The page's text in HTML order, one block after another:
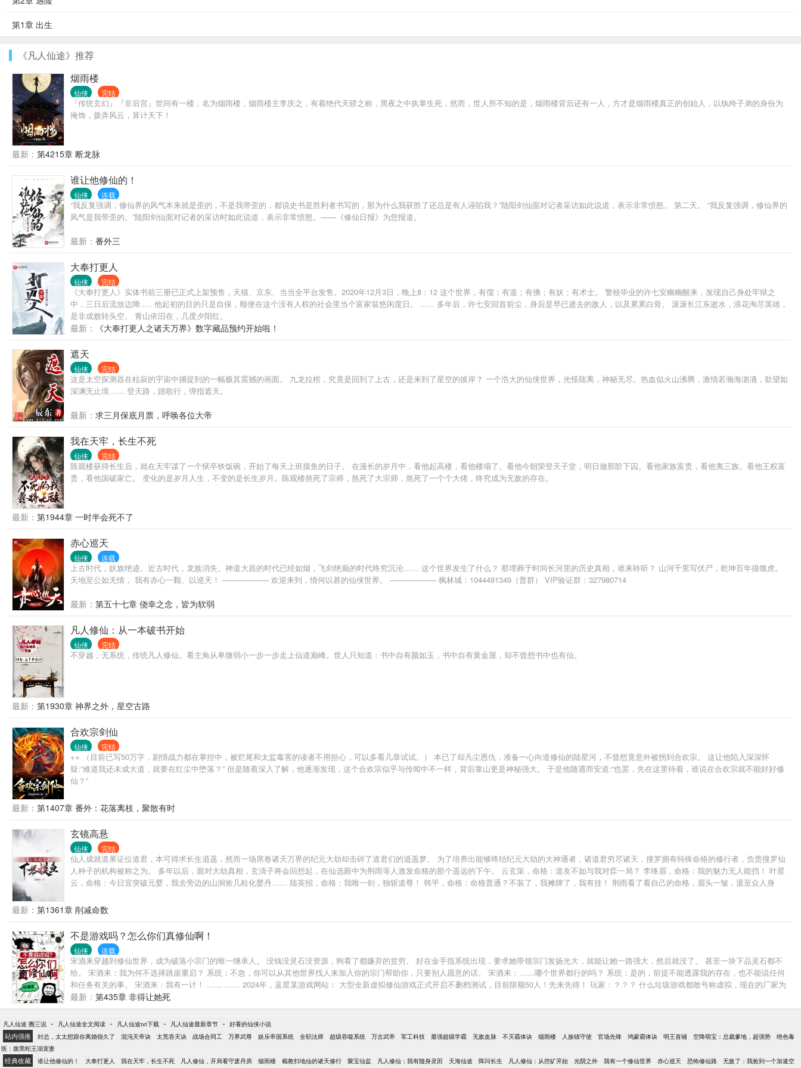
第1章 出生
《凡人仙途》推荐
烟雨楼
仙侠 完结
『传统玄幻』『非后宫』世间有一楼，名为烟雨楼，烟雨楼主李庆之，有着绝代天骄之称，黑夜之中执掌生死，然而，世人所不知的是，烟雨楼背后还有一人，方才是烟雨楼真正的创始人，以纨绔子弟的身份为
掩饰，拨弄风云，算计天下！
最新： 第4215章 断龙脉
谁让他修仙的！
仙侠 连载
“我反复强调，修仙界的风气本来就是歪的，不是我带歪的，都说史书是胜利者书写的，那为什么我获胜了还总是有人诬陷我？”陆阳剑仙面对记者采访如此说道，表示非常愤怒。 第二天。 “我反复强调，修仙界的
风气是我带歪的。”陆阳剑仙面对记者的采访时如此说道，表示非常愤怒。——《修仙日报》为您报道。
最新： 番外三
大奉打更人
仙侠 完结
《大奉打更人》实体书前三册已正式上架预售，天猫、京东、当当全平台发售。2020年12月3日，晚上8：12 这个世界，有儒；有道；有佛；有妖；有术士。 警校毕业的许七安幽幽醒来，发现自己身处牢狱之
中，三日后流放边陲..... 他起初的目的只是自保，顺便在这个没有人权的社会里当个富家翁悠闲度日。 ...... 多年后，许七安回首前尘，身后是早已逝去的敌人，以及累累白骨。 滚滚长江东逝水，浪花淘尽英雄，
是非成败转头空。 青山依旧在，几度夕阳红。
最新： 《大奉打更人之诸天万界》数字藏品预约开始啦！
遮天
仙侠 完结
这是太空探测器在枯寂的宇宙中捕捉到的一幅极其震撼的画面。 九龙拉棺，究竟是回到了上古，还是来到了星空的彼岸？ 一个浩大的仙侠世界，光怪陆离，神秘无尽。热血似火山沸腾，激情若瀚海汹涌，欲望如
深渊无止境…… 登天路，踏歌行，弹指遮天。
最新： 求三月保底月票，呼唤各位大帝
我在天牢，长生不死
仙侠 完结
陈观楼获得长生后，就在天牢谋了一个狱卒铁饭碗，开始了每天上班摸鱼的日子。 在漫长的岁月中，看他起高楼，看他楼塌了。看他今朝荣登天子堂，明日做那阶下囚。看他家族富贵，看他夷三族。看他王权富
贵，看他国破家亡。 变化的是岁月人生，不变的是长生岁月。陈观楼熬死了宗师，熬死了大宗师，熬死了一个个大佬，终究成为无敌的存在。
最新： 第1944章 一时半会死不了
赤心巡天
仙侠 连载
上古时代，妖族绝迹。近古时代，龙族消失。神道大昌的时代已经如烟，飞剑绝巅的时代终究沉沦…… 这个世界发生了什么？ 那埋葬于时间长河里的历史真相，谁来聆听？ 山河千里写伏尸，乾坤百年描饿虎。
天地至公如无情， 我有赤心一颗、以巡天！ —————— 欢迎来到，情何以甚的仙侠世界。 —————— 枫林城：1044491349（普群） VIP验证群：327980714
最新： 第五十七章 侥幸之念，皆为软弱
凡人修仙：从一本破书开始
仙侠 完结
不穿越，无系统，传统凡人修仙。看主角从卑微弱小一步一步走上仙道巅峰。世人只知道：书中自有颜如玉，书中自有黄金屋，却不曾想书中也有仙。
最新： 第1930章 神界之外，星空古路
合欢宗剑仙
仙侠 完结
++ （目前已写50万字，剧情战力都在掌控中，被烂尾和太监毒害的读者不用担心，可以多看几章试试。） 本已了却凡尘恩仇，准备一心向道修仙的陆星河，不曾想竟意外被拐到合欢宗。 这让他陷入深深怀
疑:“难道我还未成大道，就要在红尘中堕落？” 但是随着深入了解，他逐渐发现，这个合欢宗似乎与传闻中不一样，背后靠山更是神秘强大。 于是他随遇而安道:“也罢，先在这里待着，谁说在合欢宗就不能好好修
仙？”
最新： 第1407章 番外：花落离枝，聚散有时
玄镜高悬
仙侠 完结
仙人成就道果证位道君，本可得求长生逍遥，然而一场席卷诸天万界的纪元大劫却击碎了道君们的逍遥梦。 为了培养出能够终结纪元大劫的大神通者，诸道君穷尽诸天，搜罗拥有特殊命格的修行者，负责搜罗仙
人种子的机构被称之为。 多年以后，面对大劫真相，玄清子将会回想起，在仙选殿中为荆雨等人激发命格的那个遥远的下午。 云玄策，命格：道友不如与我对弈一局？ 李绛眉，命格：我的魅力无人能挡！ 叶星
云，命格：今日宜突破元婴，我去旁边的山洞捡几粒化婴丹…… 陆英招，命格：我唯一剑，独斩道尊！ 韩平，命格：命格普通？不装了，我摊牌了，我有挂！ 荆雨看了看自己的命格，眉头一皱，退至众人身
最新： 第1361章 削减命数
不是游戏吗？怎么你们真修仙啊！
仙侠 连载
宋酒来穿越到修仙世界，成为破落小宗门的唯一继承人。 没钱没灵石没资源，狗看了都嫌弃的贫穷。 好在金手指系统出现，要求她带领宗门发扬光大，就能让她一路强大，然后就没了。 甚至一块下品灵石都不
给。 宋酒来：我为何不选择跳崖重启？ 系统：不急，你可以从其他世界找人来加入你的宗门帮助你，只要别人愿意的话。 宋酒来：……哪个世界都行的吗？ 系统：是的，前提不能透露我的存在，也不能说任何
和任务有关的事。 宋酒来：我有一计！ …… …… 2024年，蓝星某游戏网站： 大型全新虚拟修仙游戏正式开启不删档测试，目前限额50人！先来先得！ 玩家：？？？ 什么垃圾游戏都敢号称虚拟，现在的厂家为
了打广告简直无所不用其极！ 几天后，热搜榜#妈给我一个名额#。 妈，我快死了，临死之前我就想玩一下破宗门，求求你圆了我这个将死之人的心愿吧！ 起初，大家都以为这真的只是个游戏。 开局修行不够怎
么办？没关系，我们先发展科技，用科技和修仙对轰！ 但是先说好，大家玩游戏归玩游戏。 你们现实里要是踩着飞剑起飞了，我可是会生气的！
最新： 第435章 非得让她死
凡人仙途 圈三说 - 凡人仙途全文阅读 - 凡人仙途txt下载 - 凡人仙途最新章节 - 好看的仙侠小说
站内强推 封总，太太想跟你离婚很久了 混沌天帝诀 太荒吞天诀 战场合同工 万界武尊 娱乐帝国系统 全职法师 超级吞噬系统 万古武帝 军工科技 最强超级学霸 无敌血脉 不灭霸体诀 烟雨楼 人族镇守使 官场先锋 鸿蒙霸体诀 明王首辅 空降萌宝：总裁爹地，超强势
绝色毒
医：腹黑蛇王溺宠妻
经典收藏 谁让他修仙的！ 大奉打更人 我在天牢，长生不死 凡人修仙，开局看守废丹房 烟雨楼 截教扫地仙的诸天修行 聚宝仙盆 凡人修仙：我有随身灵田 天海仙途 阵问长生 凡人修仙：从挖矿开始 光阴之外 我有一个修仙世界 赤心巡天 恐怖修仙路 无敌了：我捡到一个加速空